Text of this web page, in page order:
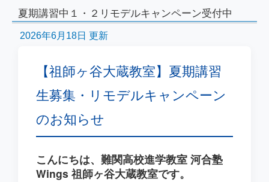
夏期講習中１・２リモデルキャンペーン受付中
2026年6月18日 更新
【祖師ヶ谷大蔵教室】夏期講習
生募集・リモデルキャンペーン
のお知らせ
こんにちは、難関高校進学教室 河合塾
Wings 祖師ヶ谷大蔵教室です。